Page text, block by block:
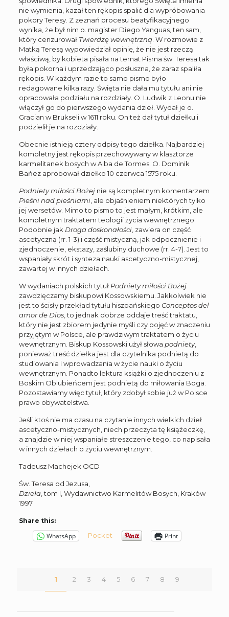
nie wymienia, kazał ten rękopis spalić dla wypróbowania
pokory Teresy. Z zeznań procesu beatyfikacyjnego
wynika, że był nim o. magister Diego Yanguas, ten sam,
który cenzurował Twierdzę wewnętrzną. W rozmowie z
Matką Teresą wypowiedział opinię, że nie jest rzeczą
właściwą, by kobieta pisała na temat Pisma św. Teresa tak
była pokorna i uprzedzająco posłuszna, że zaraz spaliła
rękopis. W każdym razie to samo pismo było
redagowane kilka razy. Święta nie dała mu tytułu ani nie
opracowała podziału na rozdziały. O. Ludwik z Leonu nie
włączył go do pierwszego wydania dzieł. Wydał je o.
Gracian w Brukseli w 1611 roku. On też dał tytuł dziełku i
podzielił je na rozdziały.
Obecnie istnieją cztery odpisy tego dziełka. Najbardziej
kompletny jest rękopis przechowywany w klasztorze
karmelitanek bosych w Alba de Tormes. O. Dominik
Bańez aprobował dziełko 10 czerwca 1575 roku.
Podniety miłości Bożejnie są kompletnym komentarzem
Pieśni nad pieśniami, ale objaśnieniem niektórych tylko
jej wersetów. Mimo to pismo to jest małym, krótkim, ale
kompletnym traktatem teologii życia wewnętrznego.
Podobnie jak Droga doskonałości, zawiera on część
ascetyczną (rr. 1-3) i część mistyczną, jak odpocznienie i
zjednoczenie, ekstazy, zaślubiny duchowe (rr. 4-7). Jest to
wspaniały skrót i synteza nauki ascetyczno-mistycznej,
zawartej w innych dziełach.
W wydaniach polskich tytuł Podniety miłości Bożej
zawdzięczamy biskupowi Kossowskiemu. Jakkolwiek nie
jest to ścisły przekład tytułu hiszpańskiego Conceptos del
amor de Dios, to jednak dobrze oddaje treść traktatu,
który nie jest zbiorem jedynie myśli czy pojęć w znaczeniu
przyjętym w Polsce, ale prawdziwym traktatem o życiu
wewnętrznym. Biskup Kossowski użył słowa podniety,
ponieważ treść dziełka jest dla czytelnika podnietą do
studiowania i wprowadzania w życie nauki o życiu
wewnętrznym. Ponadto lektura książki o zjednoczeniu z
Boskim Oblubieńcem jest podnietą do miłowania Boga.
Pozostawiamy więc tytuł, który zdobył sobie już w Polsce
prawo obywatelstwa.
Jeśli ktoś nie ma czasu na czytanie innych wielkich dzieł
ascetyczno-mistycznych, niech przeczyta tę książeczkę,
a znajdzie w niej wspaniałe streszczenie tego, co napisała
w innych dziełach o życiu wewnętrznym.
Tadeusz Machejek OCD
Św. Teresa od Jezusa,
Dzieła, tom I, Wydawnictwo Karmelitów Bosych, Kraków
1997
Share this:
WhatsApp Pocket Print
1 2 3 4 5 6 7 8 9